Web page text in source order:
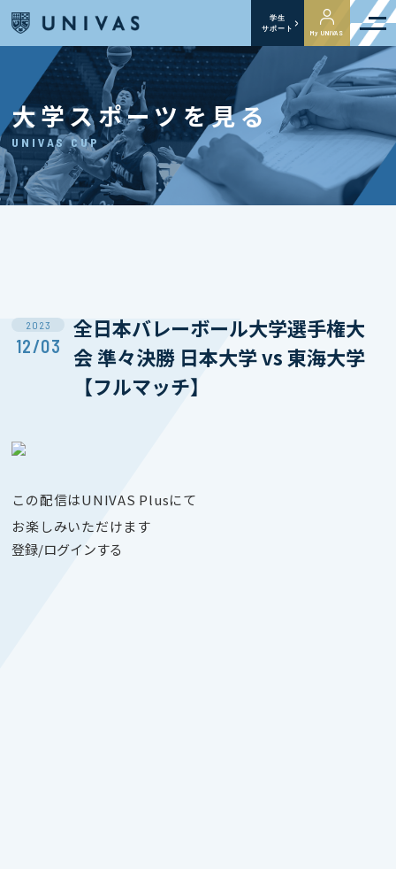
学生
サポート
My UNIVAS
大学スポーツを見る
UNIVAS CUP
2023
12/03
全日本バレーボール大学選手権大
会 準々決勝 日本大学 vs 東海大学
【フルマッチ】
この配信はUNIVAS Plusにて
お楽しみいただけます
登録/ログインする